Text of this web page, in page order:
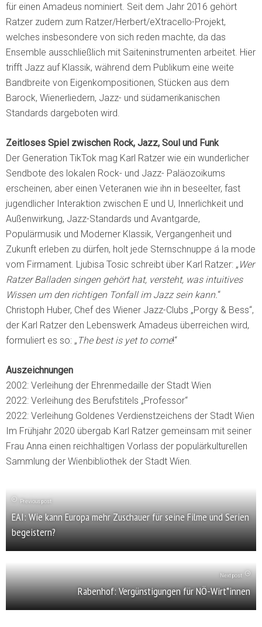
für einen Amadeus nominiert. Seit dem Jahr 2016 gehört
Ratzer zudem zum Ratzer/Herbert/eXtracello-Projekt,
welches insbesondere von sich reden machte, da das
Ensemble ausschließlich mit Saiteninstrumenten arbeitet. Hier
trifft Jazz auf Klassik, während dem Publikum eine weite
Bandbreite von Eigenkompositionen, Stücken aus dem
Barock, Wienerliedern, Jazz- und südamerikanischen
Standards dargeboten wird.
Zeitloses Spiel zwischen Rock, Jazz, Soul und Funk
Der Generation TikTok mag Karl Ratzer wie ein wunderlicher
Sendbote des lokalen Rock- und Jazz- Paläozoikums
erscheinen, aber einen Veteranen wie ihn in beseelter, fast
jugendlicher Interaktion zwischen E und U, Innerlichkeit und
Außenwirkung, Jazz-Standards und Avantgarde,
Populärmusik und Moderner Klassik, Vergangenheit und
Zukunft erleben zu dürfen, holt jede Sternschnuppe á la mode
vom Firmament. Ljubisa Tosic schreibt über Karl Ratzer: „ Wer
Ratzer Balladen singen gehört hat, versteht, was intuitives
Wissen um den richtigen Tonfall im Jazz sein kann.“
Christoph Huber, Chef des Wiener Jazz-Clubs „Porgy & Bess“,
der Karl Ratzer den Lebenswerk Amadeus überreichen wird,
formuliert es so: „ The best is yet to come!“
Auszeichnungen
2002: Verleihung der Ehrenmedaille der Stadt Wien
2022: Verleihung des Berufstitels „Professor“
2022: Verleihung Goldenes Verdienstzeichens der Stadt Wien
Im Frühjahr 2020 übergab Karl Ratzer gemeinsam mit seiner
Frau Anna einen reichhaltigen Vorlass der populärkulturellen
Sammlung der Wienbibliothek der Stadt Wien.
Previous post
EAI: Wie kann Europa mehr Zuschauer für seine Filme und Serien
begeistern?
Next post
Rabenhof: Vergünstigungen für NÖ-Wirt*innen